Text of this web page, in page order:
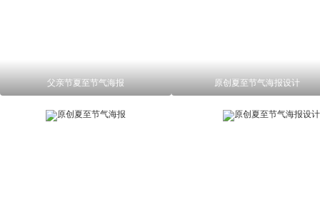
父亲节夏至节气海报 原创夏至节气海报设计